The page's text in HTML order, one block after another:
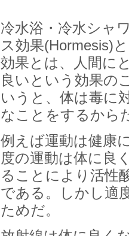
冷水浴・冷水シャ
ス効果(Hormesis)
効果とは、人間に
良いという効果の
いうと、体は毒に
なことをするから
例えば運動は健康
度の運動は体に良
ることにより活性
である。しかし適
ためだ。